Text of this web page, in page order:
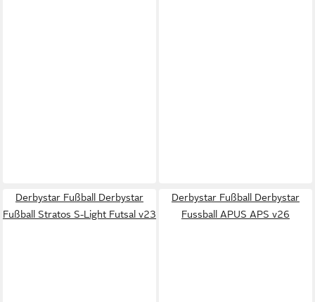
Derbystar Fußball Derbystar
Fußball Stratos S-Light Futsal v23
Derbystar Fußball Derbystar
Fussball APUS APS v26